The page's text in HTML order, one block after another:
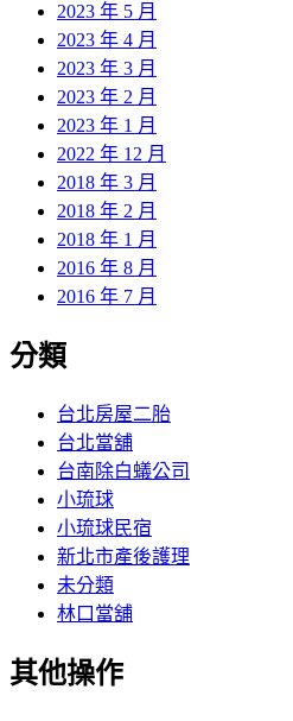
2023 年 5 月
2023 年 4 月
2023 年 3 月
2023 年 2 月
2023 年 1 月
2022 年 12 月
2018 年 3 月
2018 年 2 月
2018 年 1 月
2016 年 8 月
2016 年 7 月
分類
台北房屋二胎
台北當舖
台南除白蟻公司
小琉球
小琉球民宿
新北市產後護理
未分類
林口當舖
其他操作